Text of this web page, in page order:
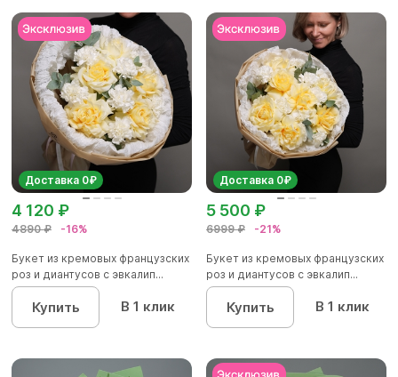
Доставка 0₽
4890 ₽ -16%
4 120 ₽
Букет из кремовых французских
роз и диантусов с эвкалип...
Купить В 1 клик
Доставка 0₽
6999 ₽ -21%
5 500 ₽
Букет из кремовых французских
роз и диантусов с эвкалип...
Купить В 1 клик